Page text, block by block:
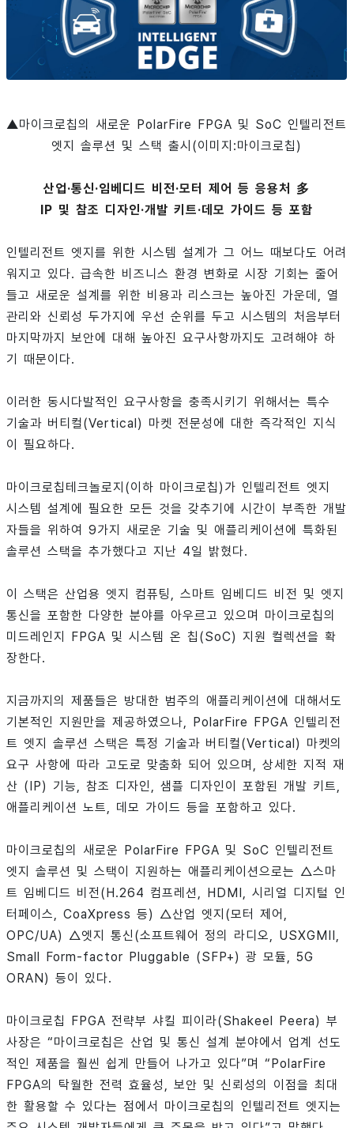
▲마이크로칩의 새로운 PolarFire FPGA 및 SoC 인텔리전트
엣지 솔루션 및 스택 출시(이미지:마이크로칩)
산업·통신·임베디드 비전·모터 제어 등 응용처 多
IP 및 참조 디자인·개발 키트·데모 가이드 등 포함
인텔리전트 엣지를 위한 시스템 설계가 그 어느 때보다도 어려
워지고 있다. 급속한 비즈니스 환경 변화로 시장 기회는 줄어
들고 새로운 설계를 위한 비용과 리스크는 높아진 가운데, 열
관리와 신뢰성 두가지에 우선 순위를 두고 시스템의 처음부터
마지막까지 보안에 대해 높아진 요구사항까지도 고려해야 하
기 때문이다.
이러한 동시다발적인 요구사항을 충족시키기 위해서는 특수
기술과 버티컬(Vertical) 마켓 전문성에 대한 즉각적인 지식
이 필요하다.
마이크로칩테크놀로지(이하 마이크로칩)가 인텔리전트 엣지
시스템 설계에 필요한 모든 것을 갖추기에 시간이 부족한 개발
자들을 위하여 9가지 새로운 기술 및 애플리케이션에 특화된
솔루션 스택을 추가했다고 지난 4일 밝혔다.
이 스택은 산업용 엣지 컴퓨팅, 스마트 임베디드 비전 및 엣지
통신을 포함한 다양한 분야를 아우르고 있으며 마이크로칩의
미드레인지 FPGA 및 시스템 온 칩(SoC) 지원 컬렉션을 확
장한다.
지금까지의 제품들은 방대한 범주의 애플리케이션에 대해서도
기본적인 지원만을 제공하였으나, PolarFire FPGA 인텔리전
트 엣지 솔루션 스택은 특정 기술과 버티컬(Vertical) 마켓의
요구 사항에 따라 고도로 맞춤화 되어 있으며, 상세한 지적 재
산 (IP) 기능, 참조 디자인, 샘플 디자인이 포함된 개발 키트,
애플리케이션 노트, 데모 가이드 등을 포함하고 있다.
마이크로칩의 새로운 PolarFire FPGA 및 SoC 인텔리전트
엣지 솔루션 및 스택이 지원하는 애플리케이션으로는 △스마
트 임베디드 비전(H.264 컴프레션, HDMI, 시리얼 디지털 인
터페이스, CoaXpress 등) △산업 엣지(모터 제어,
OPC/UA) △엣지 통신(소프트웨어 정의 라디오, USXGMII,
Small Form-factor Pluggable (SFP+) 광 모듈, 5G
ORAN) 등이 있다.
마이크로칩 FPGA 전략부 샤킬 피이라(Shakeel Peera) 부
사장은 “마이크로칩은 산업 및 통신 설계 분야에서 업계 선도
적인 제품을 훨씬 쉽게 만들어 나가고 있다”며 “PolarFire
FPGA의 탁월한 전력 효율성, 보안 및 신뢰성의 이점을 최대
한 활용할 수 있다는 점에서 마이크로칩의 인텔리전트 엣지는